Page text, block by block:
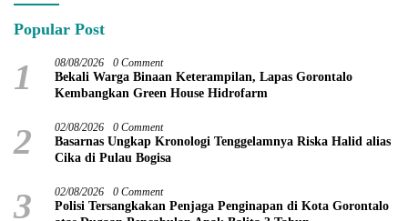
Popular Post
1 08/08/2026 0 Comment
Bekali Warga Binaan Keterampilan, Lapas Gorontalo
Kembangkan Green House Hidrofarm
2 02/08/2026 0 Comment
Basarnas Ungkap Kronologi Tenggelamnya Riska Halid alias
Cika di Pulau Bogisa
3 02/08/2026 0 Comment
Polisi Tersangkakan Penjaga Penginapan di Kota Gorontalo